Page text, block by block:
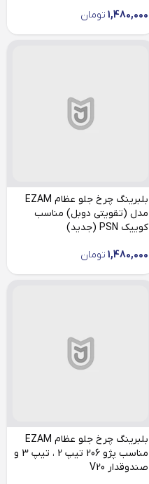
1,480,000 تومان
بلبرینگ چرخ جلو عظام EZAM
مدل (تقویتی دوبل) مناسب
کوییک PSN (جدید)
1,480,000 تومان
بلبرینگ چرخ جلو عظام EZAM
مناسب پژو 206 تیپ 2 ، تیپ 3 و
صندوقدار V20